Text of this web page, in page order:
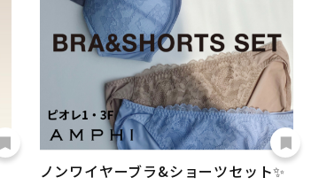
ノンワイヤーブラ&ショーツセット✨